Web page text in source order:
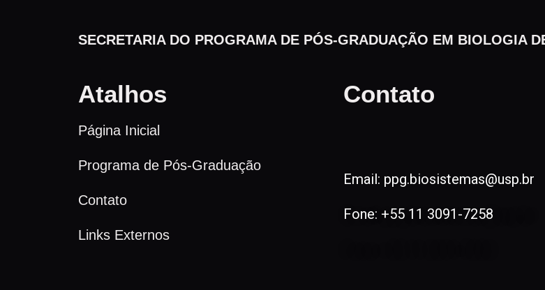
SECRETARIA DO PROGRAMA DE PÓS-GRADUAÇÃO EM BIOLOGIA
Atalhos
Página Inicial
Programa de Pós-Graduação
Contato
Links Externos
Contato
Email: ppg.biosistemas@usp.br
Fone: +55 11 3091-7258